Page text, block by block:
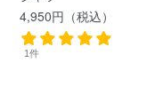
4,950円（税込）
1件